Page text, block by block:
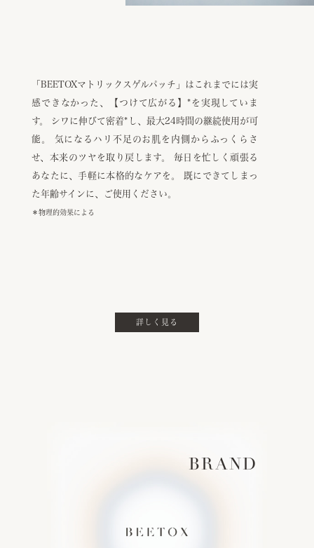
「BEETOXマトリックスゲルパッチ」は これまでには実
感できなかった、【つけて広がる】 *を実現していま
す。
シワに伸びて密着* し、最大24時間の継続使用が可
能。
気になるハリ不足のお肌を内側からふっくらさ
せ、本来のツヤを取り戻します。
毎日を忙しく頑張る
あなたに、手軽に本格的なケアを。
既にできてしまっ
た年齢サインに、ご使用ください。
＊物理的効果による
詳しく見る
BRAND